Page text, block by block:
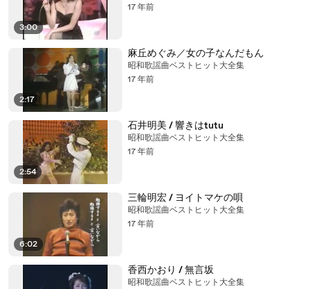
3:00
17 年前
2:17
麻丘めぐみ／女の子なんだもん
昭和歌謡曲ベストヒット大全集
17 年前
2:54
石井明美 / 響きはtutu
昭和歌謡曲ベストヒット大全集
17 年前
6:02
三輪明宏 / ヨイトマケの唄
昭和歌謡曲ベストヒット大全集
17 年前
香西かおり / 無言坂
昭和歌謡曲ベストヒット大全集